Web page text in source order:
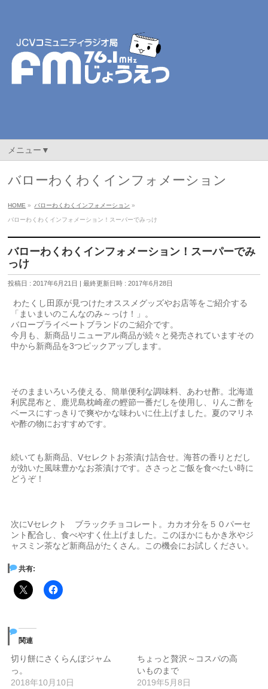
メニュー▼
バローわくわくインフォメーション
HOME » バローわくわくインフォメーション »
バローわくわくインフォメーション！スーパーでみっけ
バローわくわくインフォメーション！スーパーでみ
っけ
投稿日 : 2017年6月21日 最終更新日時 : 2017年6月28日
わたくし田原が見つけたオススメグッズやお店等をご紹介する
「まいまいのこんなのみ～っけ！」。
バロープライベートブランドのご紹介です。
今月も、新商品リニューアル商品が続々と発売されていますその
中から新商品を3つピックアップします。
そのままいろいろ使える、簡単便利な調味料、あわせ酢。北海道
利尻昆布と、鹿児島枕崎産の鰹節一番だしを使用し、りんご酢を
ベースにすっきりで爽やかな味わいに仕上げました。夏のマリネ
や酢の物におすすめです。
続いても新商品、Vセレクトお茶漬け詰合せ。海苔の香りとだし
が効いた風味豊かなお茶漬けです。ささっとご飯を食べたい時に
どうぞ！
次にVセレクト ブラックチョコレート。カカオ分を５０パーセ
ント配合し、食べやすく仕上げました。このほかにもかき氷やジ
ャスミン茶など新商品がたくさん。この機会にお試しください。
共有:
関連
切り餅にさくらんぼジャム
っ。
2018年10月10日
ちょっと贅沢～コスパの高
いものまで
2019年5月8日